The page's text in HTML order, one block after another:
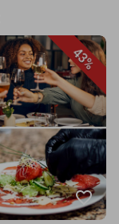
43%
favorite_border